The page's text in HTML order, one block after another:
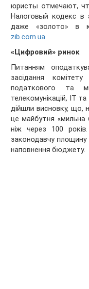
юристы отмечают,
Налоговый кодекс в
даже «золото» в
zib.com.ua
«Цифровий» ринок
Питанням
засідання
податкового та
телекомунікацій, ІТ
дійшли висновку, що,
це майбутня «мильна
ніж через 100
законодавчу площину
наповнення бюджету.